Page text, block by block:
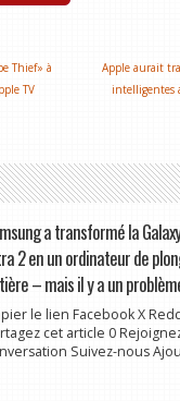
Thief» à
TV
Apple aurait
intelligentes
a transformé la
2 en un ordinateur de
– mais il y a un
le lien Facebook X
cet article 0
Suivez-nous